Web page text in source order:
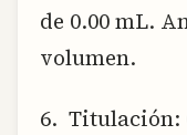
de 0.00 mL.
volumen.
6. Titulación: